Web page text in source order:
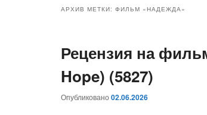
основному
содержимому
дополнительному
содержимому
АРХИВ МЕТКИ:ФИЛЬМ «НАДЕЖДА»
Рецензия на
Hope) (5827)
Опубликовано02.06.2026